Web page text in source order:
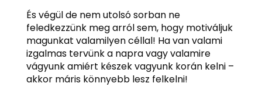
És végül de nem utolsó sorban ne
feledkezzünk meg arról sem, hogy motiváljuk
magunkat valamilyen céllal! Ha van valami
izgalmas tervünk a napra vagy valamire
vágyunk amiért készek vagyunk korán kelni –
akkor máris könnyebb lesz felkelni!